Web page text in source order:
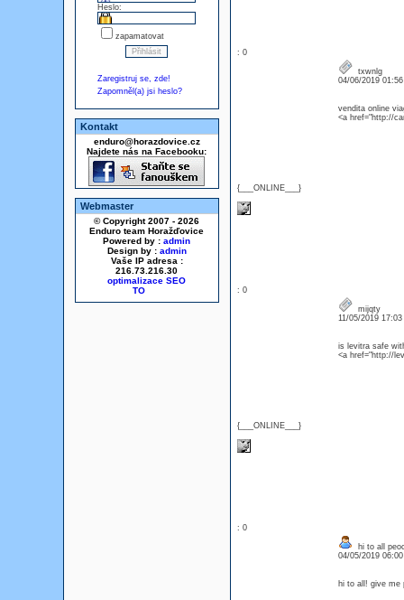
Heslo:
zapamatovat
Zaregistruj se, zde!
Zapomněl(a) jsi heslo?
Kontakt
enduro@horazdovice.cz
Najdete nás na Facebooku:
Webmaster
© Copyright 2007 - 2026
Enduro team Horažďovice
Powered by : admin
Design by : admin
Vaše IP adresa :
216.73.216.30
optimalizace SEO
: 0
{___ONLINE___}
txwnlg
04/06/2019
vendita online
<a href="http://
: 0
{___ONLINE___}
mijqty
11/05/2019
is levitra safe
<a href="http://
: 0
hi to all
04/05/2019
hi to all! give me